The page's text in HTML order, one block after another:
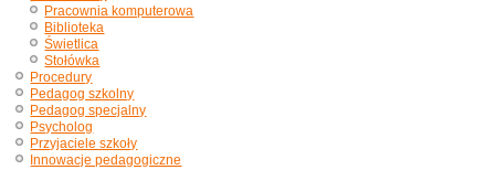
Pracownia komputerowa
Biblioteka
Świetlica
Stołówka
Procedury
Pedagog szkolny
Pedagog specjalny
Psycholog
Przyjaciele szkoły
Innowacje pedagogiczne